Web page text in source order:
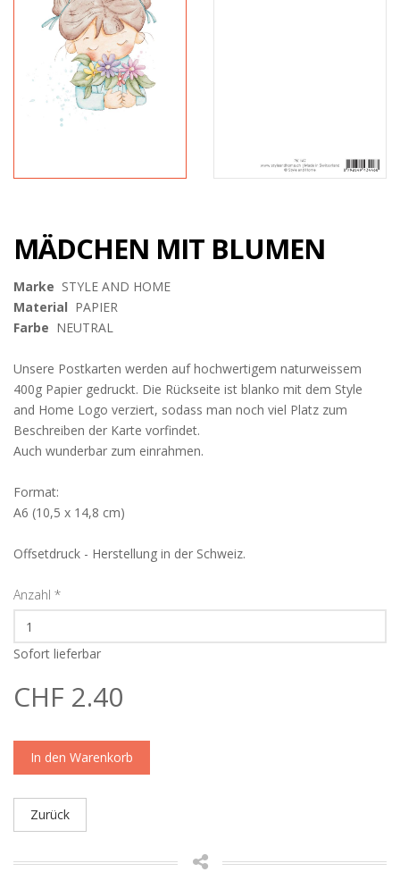
MÄDCHEN MIT BLUMEN
Marke STYLE AND HOME
Material PAPIER
Farbe NEUTRAL
Unsere Postkarten werden auf hochwertigem naturweissem
400g Papier gedruckt. Die Rückseite ist blanko mit dem Style
and Home Logo verziert, sodass man noch viel Platz zum
Beschreiben der Karte vorfindet.
Auch wunderbar zum einrahmen.
Format:
A6 (10,5 x 14,8 cm)
Offsetdruck - Herstellung in der Schweiz.
Anzahl *
Sofort lieferbar
CHF 2.40
In den Warenkorb
Zurück